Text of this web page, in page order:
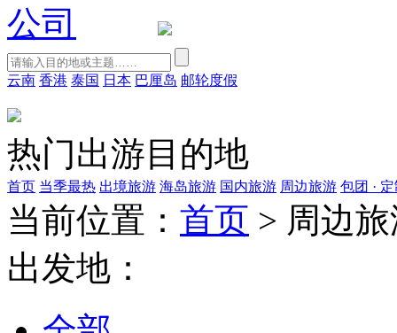
云南 香港 泰国 日本 巴厘岛 邮轮度假
热门出游目的地
首页 当季最热 出境旅游 海岛旅游 国内旅游 周边旅游 包团 ·
当前位置： 首页 > 周边
出发地：